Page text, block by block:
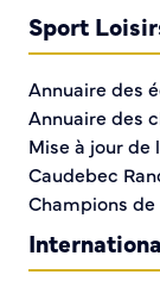
Massi barber
Moto Start
L'épicerie
Evolutif
Escale
Sport
Annuaire des
Annuaire des
Mise à jour de
Caudebec
Champions